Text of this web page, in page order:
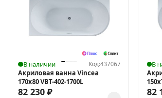
В наличии Код:437067
Акриловая ванна Vincea
170x80 VBT-402-1700L
82 230 ₽
В
82